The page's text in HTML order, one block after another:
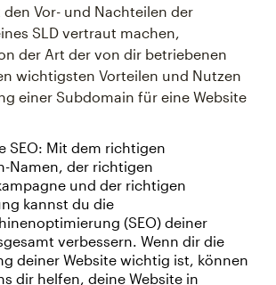
Vor- und Nachteilen der
SLD vertraut machen,
der Art der von dir betriebenen
wichtigsten Vorteilen und Nutzen
einer Subdomain für eine Website
SEO: Mit dem richtigen
Namen, der richtigen
und der richtigen
kannst du die
(SEO) deiner
verbessern. Wenn dir die
deiner Website wichtig ist, können
dir helfen, deine Website in